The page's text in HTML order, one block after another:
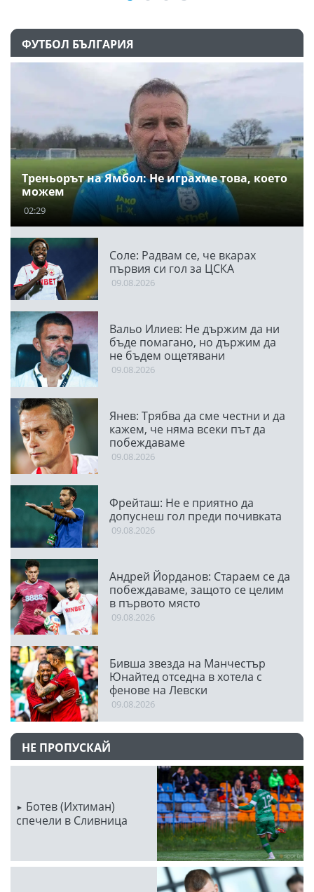
ФУТБОЛ БЪЛГАРИЯ
Треньорът на Ямбол: Не играхме това, което
можем
02:29
Соле: Радвам се, че вкарах
първия си гол за ЦСКА
09.08.2026
Вальо Илиев: Не държим да ни
бъде помагано, но държим да
не бъдем ощетявани
09.08.2026
Янев: Трябва да сме честни и да
кажем, че няма всеки път да
побеждаваме
09.08.2026
Фрейташ: Не е приятно да
допуснеш гол преди почивката
09.08.2026
Андрей Йорданов: Стараем се да
побеждаваме, защото се целим
в първото място
09.08.2026
Бивша звезда на Манчестър
Юнайтед отседна в хотела с
фенове на Левски
09.08.2026
НЕ ПРОПУСКАЙ
Ботев (Ихтиман)
спечели в Сливница